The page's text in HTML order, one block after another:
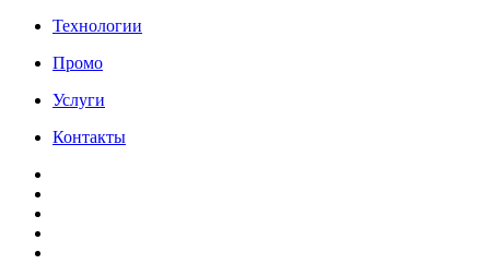
Технологии
Промо
Услуги
Контакты